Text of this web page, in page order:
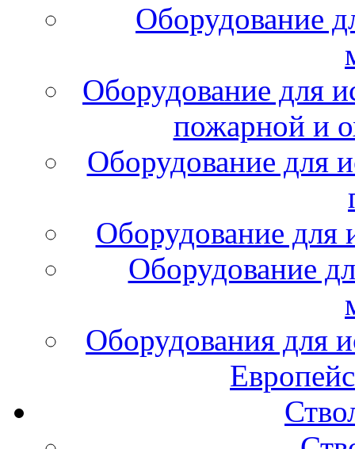
Оборудование
Оборудование для
пожарной и
Оборудование для
Оборудование для
Оборудование
Оборудования для